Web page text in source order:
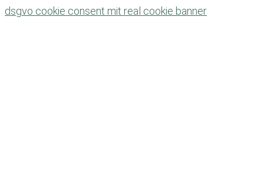
dsgvo cookie consent mit real cookie banner